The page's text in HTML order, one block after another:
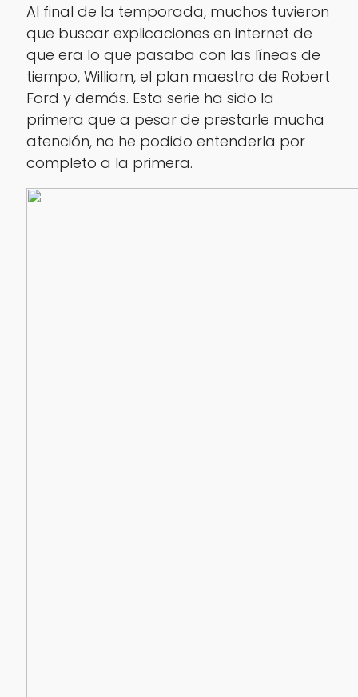
Al final de la temporada, muchos tuvieron
que buscar explicaciones en internet de
que era lo que pasaba con las líneas de
tiempo, William, el plan maestro de Robert
Ford y demás. Esta serie ha sido la
primera que a pesar de prestarle mucha
atención, no he podido entenderla por
completo a la primera.